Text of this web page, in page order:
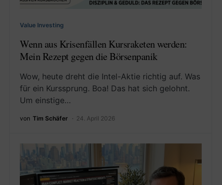
Value Investing
Wenn aus Krisenfällen Kursraketen werden:
Mein Rezept gegen die Börsenpanik
Wow, heute dreht die Intel-Aktie richtig auf. Was
für ein Kurssprung. Boa! Das hat sich gelohnt.
Um einstige…
von Tim Schäfer 24. April 2026